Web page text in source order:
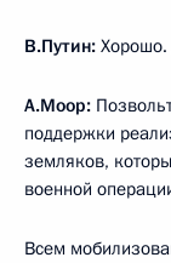
В.Путин: Хорошо.
А.Моор:
поддержки
земляков,
военной
Всем